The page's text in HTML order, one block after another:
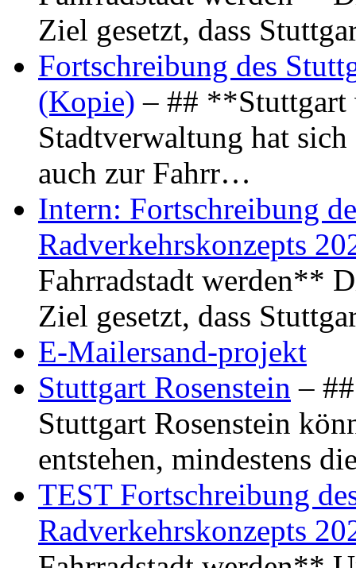
Ziel gesetzt, dass
Fortschreibung des
(Kopie) – ## **Stuttgart
Stadtverwaltung hat
auch zur Fahrr…
Intern: Fortschreibung
Radverkehrskonzepts
Fahrradstadt werden**
Ziel gesetzt, dass
E-Mailersand-projekt
Stuttgart Rosenstein –
Stuttgart Rosenstein
entstehen, mindestens
TEST Fortschreibung
Radverkehrskonzepts